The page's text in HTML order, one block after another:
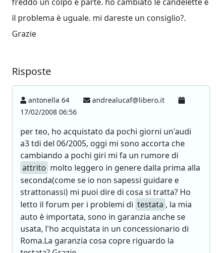
il problema è uguale. mi dareste un consiglio?.
Grazie
Risposte
antonella 64
andrealucaf@libero.it
17/02/2008 06:56
per teo, ho acquistato da pochi giorni un'audi
a3 tdi del 06/2005, oggi mi sono accorta che
cambiando a pochi giri mi fa un rumore di
attrito molto leggero in genere dalla prima alla
seconda(come se io non sapessi guidare e
strattonassi) mi puoi dire di cosa si tratta? Ho
letto il forum per i problemi di testata , la mia
auto è importata, sono in garanzia anche se
usata, l'ho acquistata in un concessionario di
Roma.La garanzia cosa copre riguardo la